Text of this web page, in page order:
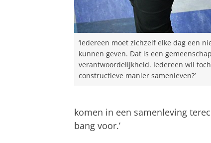
‘Iedereen moet zichzelf elke dag een
kunnen geven. Dat is een
verantwoordelijkheid. Iedereen wil
constructieve manier samenleven?’
komen in een samenleving
bang voor.’